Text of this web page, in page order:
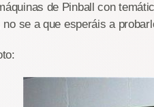
de Pinball con
se a que esperáis a